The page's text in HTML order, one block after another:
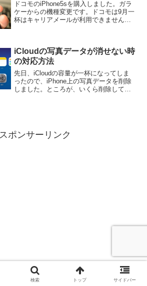
ドコモのiPhone5sを購入しました。ガラ
ケーからの機種変更です。ドコモは9月一
杯はキャリアメールが利用できません。
て送れるよ...
iCloudの写真データが消せない時
の対応方法
先日、iCloudの容量が一杯になってしま
ったので、iPhone上の写真データを削除
しました。ところが、いくら削除して
スポンサーリンク
検索 トップ サイドバー